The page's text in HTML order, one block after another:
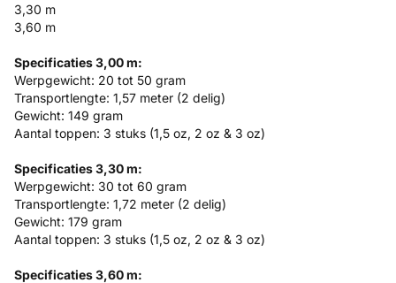
3,30 m
3,60 m
Specificaties 3,00 m:
Werpgewicht: 20 tot 50 gram
Transportlengte: 1,57 meter (2 delig)
Gewicht: 149 gram
Aantal toppen: 3 stuks (1,5 oz, 2 oz & 3 oz)
Specificaties 3,30 m:
Werpgewicht: 30 tot 60 gram
Transportlengte: 1,72 meter (2 delig)
Gewicht: 179 gram
Aantal toppen: 3 stuks (1,5 oz, 2 oz & 3 oz)
Specificaties 3,60 m: